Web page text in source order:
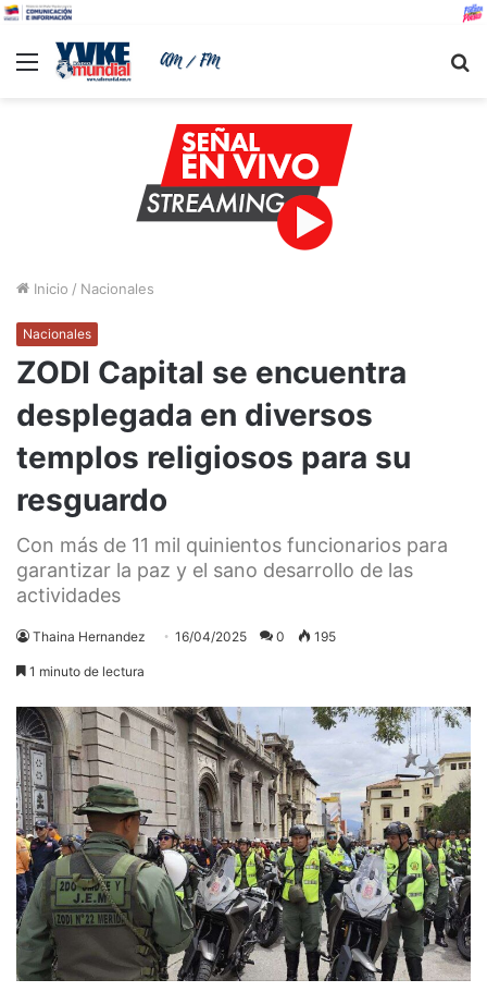
Menu
Inicio / Nacionales
Nacionales
ZODI Capital se encuentra
desplegada en diversos
templos religiosos para su
resguardo
Con más de 11 mil quinientos funcionarios para
garantizar la paz y el sano desarrollo de las
actividades
Thaina Hernandez 16/04/2025 0 195
1 minuto de lectura